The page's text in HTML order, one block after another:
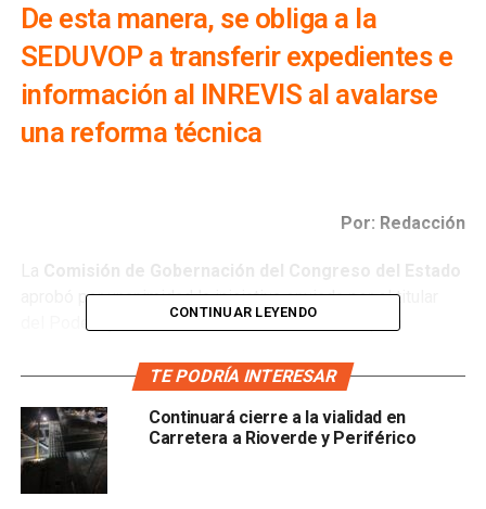
De esta manera, se obliga a la
SEDUVOP a transferir expedientes e
información al INREVIS al avalarse
una reforma técnica
Por: Redacción
La
Comisión de Gobernación del Congreso del Estado
aprobó por unanimidad la iniciativa enviada por el titular
del Poder Ejecutivo Ricardo Gallardo Cardona, para
y Obras Públicas (SEDUVOP)por el Instituto de
como autoridad encargada de ejecutar el Decreto
Legislativo No. 410 de 2005, para dar certeza jurídica a
lotes de personas de escasos recursos en Matehuala.
CONTINUAR LEYENDO
TE PODRÍA INTERESAR
Continuará cierre a la vialidad en
Carretera a Rioverde y Periférico